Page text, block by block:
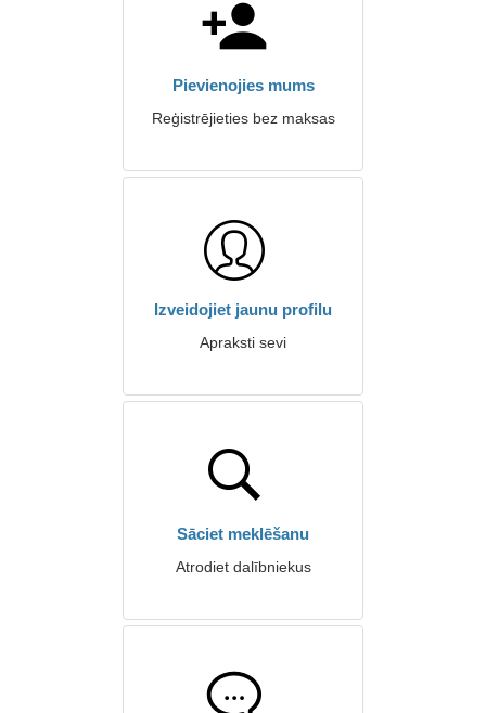
Pievienojies mums
Reģistrējieties bez maksas
Izveidojiet jaunu profilu
Apraksti sevi
Sāciet meklēšanu
Atrodiet dalībniekus